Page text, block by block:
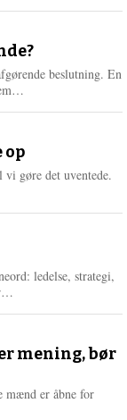
beslutning. En
e
r
e
op
gøre det uventede.
ledelse, strategi,
e mening, bør
mænd er åbne for